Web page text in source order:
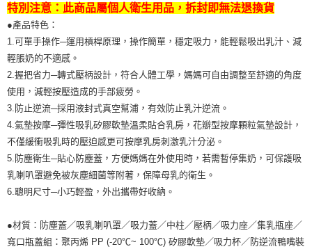
「AFTEE先享後付」，若未經同意申辦者引起之損失，本公司不負相關責
任。
４．使用「AFTEE先享後付」時，將依據個別帳號之用戶狀況，依本公司即
時審查核予不同之上限額度；若仍有額度不足之情形，本公司將視審查結果
請求用戶進行身份認證。
５．嚴禁一人註冊多個帳號或使用他人資訊註冊。若發現惡意使用之情形，
恩沛科技股份有限公司將有權停止該用戶之使用額度並採取法律行動。
特別注意：此商品屬個人衛生用品，拆封即無法退換貨
●產品特色：
1.可單手操作─運用槓桿原理，操作簡單，穩定吸力，能輕鬆吸出乳汁、減
輕脹奶的不適感。
2.握把省力─轉式壓柄設計，符合人體工學，媽媽可自由調整至舒適的角度
使用，減輕按壓造成的手部疲勞。
3.防止逆流─採用液封式真空幫浦，有效防止乳汁逆流。
4.氣墊按摩─彈性吸乳矽膠軟墊溫柔貼合乳房，花瓣型按摩顆粒氣墊設計，
不僅緩衝吸乳時的壓迫感更可按摩乳房刺激乳汁分泌。
5.防塵衛生─貼心防塵蓋，方便媽媽在外使用時，若需暫停集奶，可保護吸
乳喇叭罩避免被灰塵細菌等附著，保障母乳的衛生。
6.聰明尺寸─小巧輕盈，外出攜帶好收納。
●材質：防塵蓋／吸乳喇叭罩／吸力蓋／中柱／壓柄／吸力座／集乳瓶座／
寬口瓶蓋組：聚丙烯 PP (-20℃~ 100℃) 矽膠軟墊／吸力杯／防逆流鴨嘴裝